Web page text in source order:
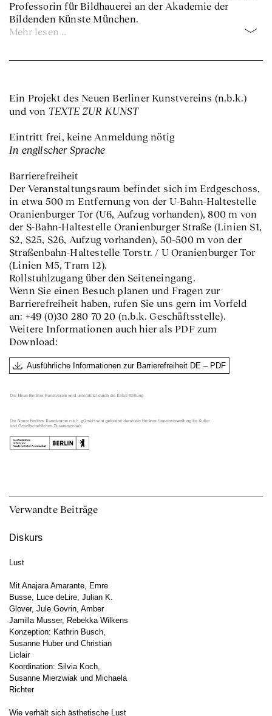
Professorin für Bildhauerei an der Akademie der
Bildenden Künste München.
Mehr lesen …
Ein Projekt des Neuen Berliner Kunstvereins (n.b.k.)
und von TEXTE ZUR KUNST
Eintritt frei, keine Anmeldung nötig
In englischer Sprache
Barrierefreiheit
Der Veranstaltungsraum befindet sich im Erdgeschoss,
in etwa 500 m Entfernung von der U-Bahn-Haltestelle
Oranienburger Tor (U6, Aufzug vorhanden), 800 m von
der S-Bahn-Haltestelle Oranienburger Straße (Linien S1,
S2, S25, S26, Aufzug vorhanden), 50–500 m von der
Straßenbahn-Haltestelle Torstr. / U Oranienburger Tor
(Linien M5, Tram 12).
Rollstuhlzugang über den Seiteneingang.
Wenn Sie einen Besuch planen und Fragen zur
Barrierefreiheit haben, rufen Sie uns gern im Vorfeld
an: +49 (0)30 280 70 20 (n.b.k. Geschäftsstelle).
Weitere Informationen auch hier als PDF zum
Download:
Ausführliche Informationen zur Barrierefreiheit DE – PDF
Verwandte Beiträge
Diskurs
Lust
Mit Anajara Amarante, Emre
Busse, Luce deLire, Julian K.
Glover, Jule Govrin, Amber
Jamilla Musser, Rebekka Wilkens
Konzeption: Kathrin Busch,
Susanne Huber und Christian
Liclair
Koordination: Silvia Koch,
Susanne Mierzwiak und Michaela
Richter
Wie verhält sich ästhetische Lust